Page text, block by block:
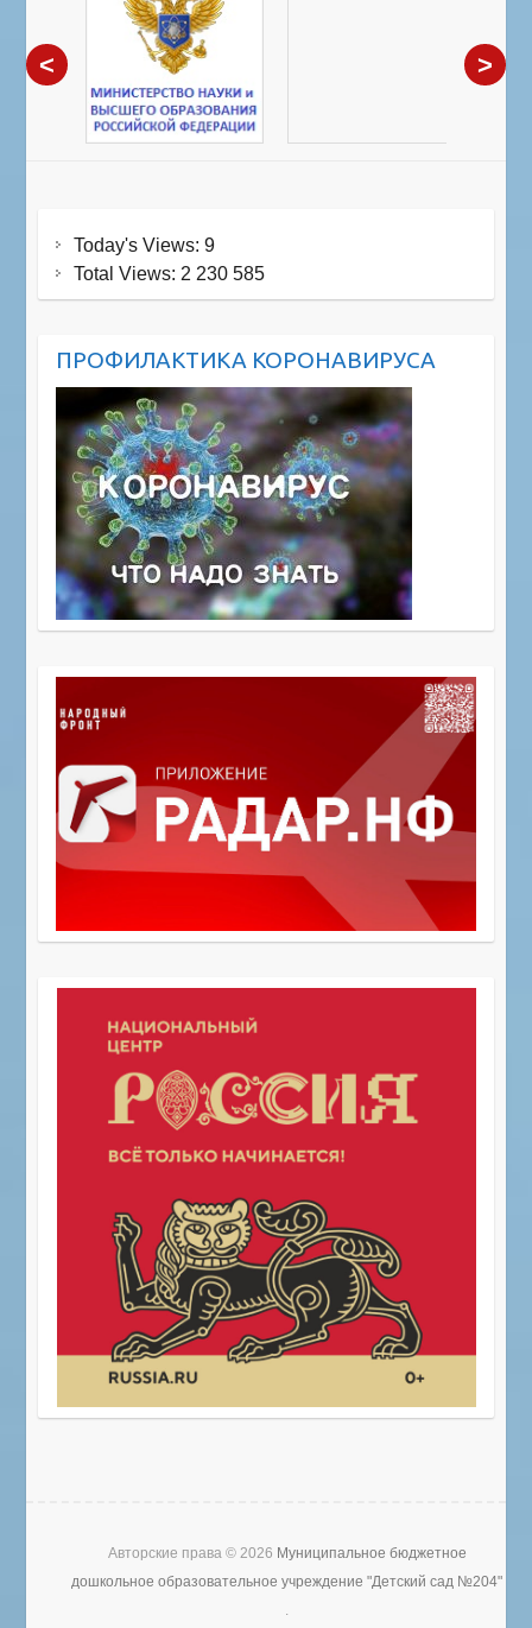
< >
Today's Views:9
Total Views: 2 230 585
ПРОФИЛАКТИКА КОРОНАВИРУСА
Авторские права © 2026 Муниципальное бюджетное
дошкольное образовательное учреждение "Детский сад №204"
.